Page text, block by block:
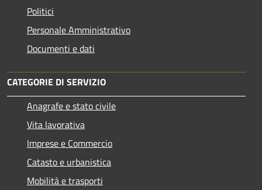
Politici
Personale Amministrativo
Documenti e dati
CATEGORIE DI SERVIZIO
Anagrafe e stato civile
Vita lavorativa
Imprese e Commercio
Catasto e urbanistica
Mobilità e trasporti